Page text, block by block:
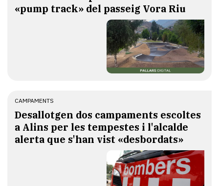
«pump track» del passeig Vora Riu
CAMPAMENTS
​Desallotgen dos campaments escoltes
a Alins per les tempestes i l'alcalde
alerta que s'han vist «desbordats»